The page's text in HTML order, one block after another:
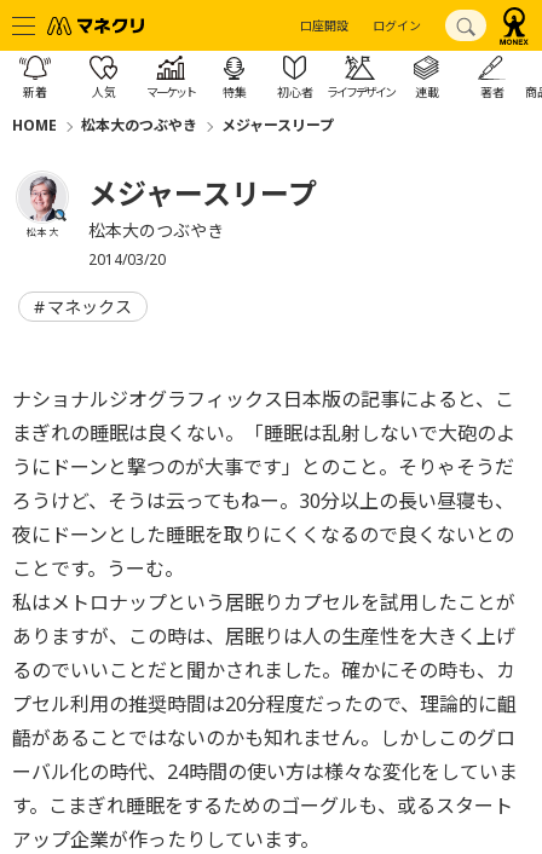
口座開設 ログイン
新着 人気 マーケット 特集 初心者 ライフデザイン 連載 著者 商
HOME 松本大のつぶやき メジャースリープ
松本 大
メジャースリープ
松本大のつぶやき
2014/03/20
マネックス
ナショナルジオグラフィックス日本版の記事によると、こ
まぎれの睡眠は良くない。「睡眠は乱射しないで大砲のよ
うにドーンと撃つのが大事です」とのこと。そりゃそうだ
ろうけど、そうは云ってもねー。30分以上の長い昼寝も、
夜にドーンとした睡眠を取りにくくなるので良くないとの
ことです。うーむ。
私はメトロナップという居眠りカプセルを試用したことが
ありますが、この時は、居眠りは人の生産性を大きく上げ
るのでいいことだと聞かされました。確かにその時も、カ
プセル利用の推奨時間は20分程度だったので、理論的に齟
齬があることではないのかも知れません。しかしこのグロ
ーバル化の時代、24時間の使い方は様々な変化をしていま
す。こまぎれ睡眠をするためのゴーグルも、或るスタート
アップ企業が作ったりしています。